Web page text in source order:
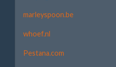
marleyspoon.be
whoef.nl
Pestana.com